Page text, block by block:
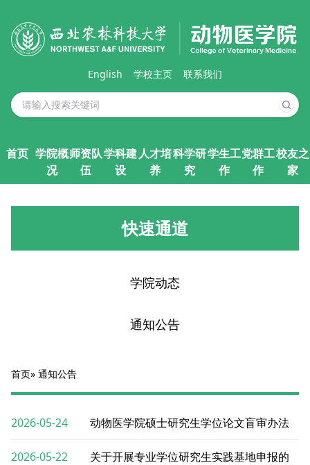
English 学校主页 联系我们
首页 学院概
况
师资队
伍
学科建
设
人才培
养
科学研
究
学生工
作
党群工
作
校友之
家
快速通道
学院动态
通知公告
首页» 通知公告
2026-05-24 动物医学院硕士研究生学位论文盲审办法
2026-05-22 关于开展专业学位研究生实践基地申报的